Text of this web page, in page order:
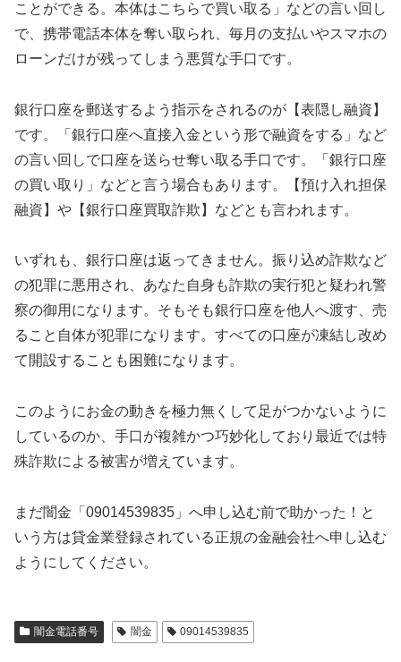
ことができる。本体はこちらで買い取る」などの言い回し
で、携帯電話本体を奪い取られ、毎月の支払いやスマホの
ローンだけが残ってしまう悪質な手口です。
銀行口座を郵送するよう指示をされるのが【表隠し融資】
です。「銀行口座へ直接入金という形で融資をする」など
の言い回しで口座を送らせ奪い取る手口です。「銀行口座
の買い取り」などと言う場合もあります。【預け入れ担保
融資】や【銀行口座買取詐欺】などとも言われます。
いずれも、銀行口座は返ってきません。振り込め詐欺など
の犯罪に悪用され、あなた自身も詐欺の実行犯と疑われ警
察の御用になります。そもそも銀行口座を他人へ渡す、売
ること自体が犯罪になります。すべての口座が凍結し改め
て開設することも困難になります。
このようにお金の動きを極力無くして足がつかないように
しているのか、手口が複雑かつ巧妙化しており最近では特
殊詐欺による被害が増えています。
まだ闇金「09014539835」へ申し込む前で助かった！と
いう方は貸金業登録されている正規の金融会社へ申し込む
ようにしてください。
闇金電話番号 闇金 09014539835